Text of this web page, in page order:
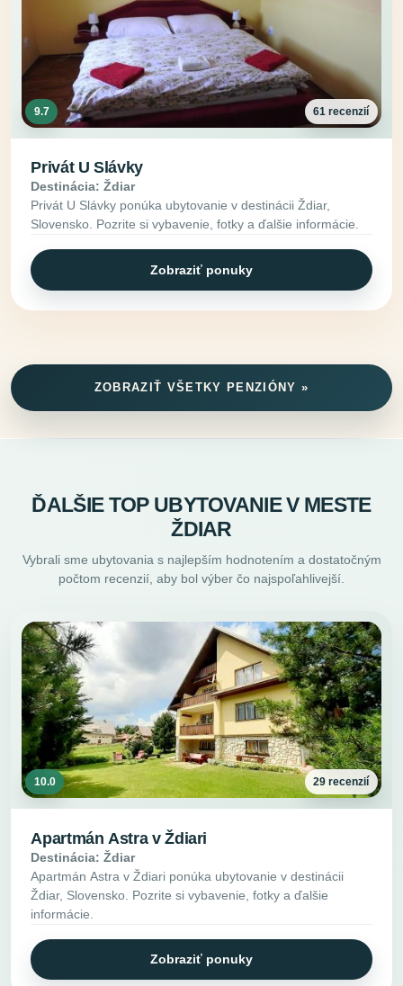
9.7 61 recenzií
Privát U Slávky
Destinácia: Ždiar
Privát U Slávky ponúka ubytovanie v destinácii Ždiar,
Slovensko. Pozrite si vybavenie, fotky a ďalšie informácie.
Zobraziť ponuky
ZOBRAZIŤ VŠETKY PENZIÓNY »
ĎALŠIE TOP UBYTOVANIE V MESTE
ŽDIAR
Vybrali sme ubytovania s najlepším hodnotením a dostatočným
počtom recenzií, aby bol výber čo najspoľahlivejší.
10.0 29 recenzií
Apartmán Astra v Ždiari
Destinácia: Ždiar
Apartmán Astra v Ždiari ponúka ubytovanie v destinácii
Ždiar, Slovensko. Pozrite si vybavenie, fotky a ďalšie
informácie.
Zobraziť ponuky